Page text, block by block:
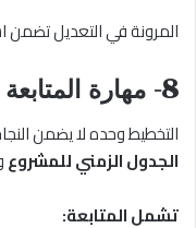
المرونة في التعديل تضمن
8- مهارة المتابعة والرقابة الزمنية
التخطيط وحده لا يضمن
الجدول الزمني للمشروع
تشمل المتابعة: